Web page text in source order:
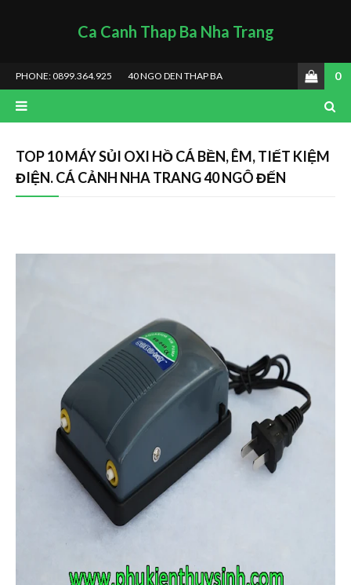
Ca Canh Thap Ba Nha Trang
PHONE: 0899.364.925 40 NGO DEN THAP BA 0
TOP 10 MÁY SỦI OXI HỒ CÁ BỀN, ÊM, TIẾT KIỆM
ĐIỆN. CÁ CẢNH NHA TRANG 40 NGÔ ĐẾN